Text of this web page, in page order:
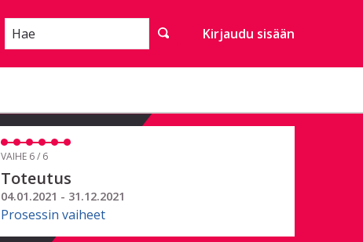
Hae Kirjaudu sisään
VAIHE 6 / 6
Toteutus
04.01.2021 - 31.12.2021
Prosessin vaiheet